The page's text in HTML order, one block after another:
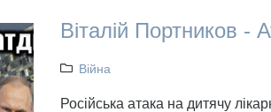
Віталій Портников -
Війна
Російська атака на дитячу